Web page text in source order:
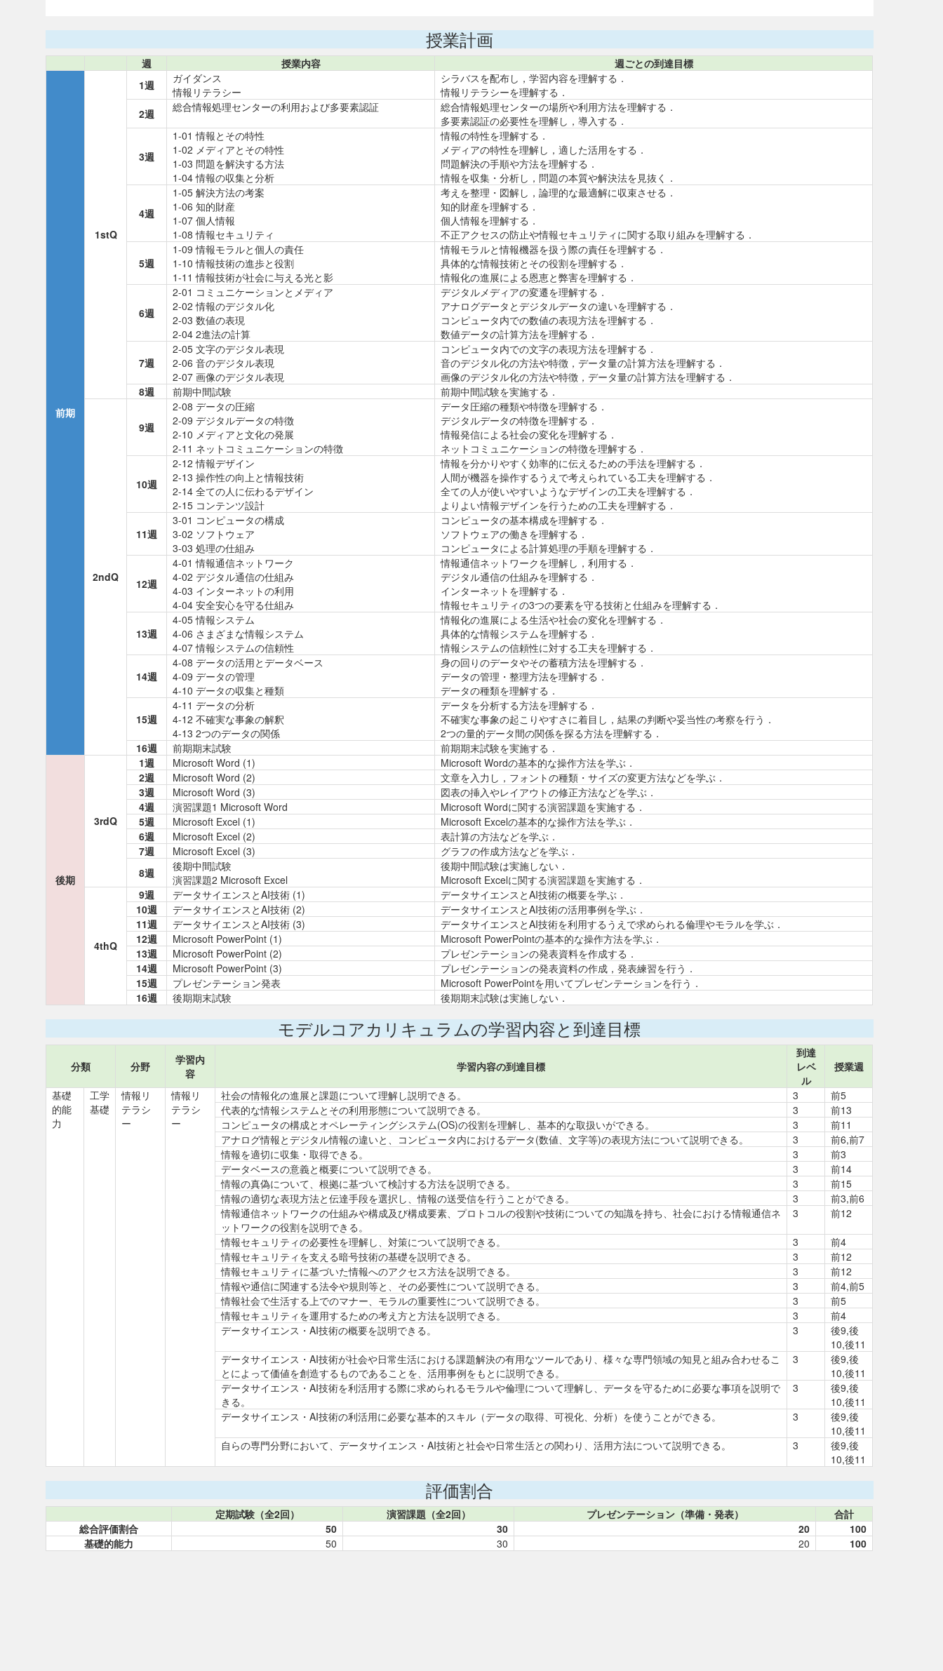
授業計画
週 授業内容 週ごとの到達目標
前期
1stQ
1週
ガイダンス
情報リテラシー
シラバスを配布し，学習内容を理解する．
情報リテラシーを理解する．
2週
総合情報処理センターの利用および多要素認証
総合情報処理センターの場所や利用方法を理解する．
多要素認証の必要性を理解し，導入する．
3週
1-01 情報とその特性
1-02 メディアとその特性
1-03 問題を解決する方法
1-04 情報の収集と分析
情報の特性を理解する．
メディアの特性を理解し，適した活用をする．
問題解決の手順や方法を理解する．
情報を収集・分析し，問題の本質や解決法を見抜く．
4週
1-05 解決方法の考案
1-06 知的財産
1-07 個人情報
1-08 情報セキュリティ
考えを整理・図解し，論理的な最適解に収束させる．
知的財産を理解する．
個人情報を理解する．
不正アクセスの防止や情報セキュリティに関する取り組みを理解する．
5週
1-09 情報モラルと個人の責任
1-10 情報技術の進歩と役割
1-11 情報技術が社会に与える光と影
情報モラルと情報機器を扱う際の責任を理解する．
具体的な情報技術とその役割を理解する．
情報化の進展による恩恵と弊害を理解する．
6週
2-01 コミュニケーションとメディア
2-02 情報のデジタル化
2-03 数値の表現
2-04 2進法の計算
デジタルメディアの変遷を理解する．
アナログデータとデジタルデータの違いを理解する．
コンピュータ内での数値の表現方法を理解する．
数値データの計算方法を理解する．
7週
2-05 文字のデジタル表現
2-06 音のデジタル表現
2-07 画像のデジタル表現
コンピュータ内での文字の表現方法を理解する．
音のデジタル化の方法や特徴，データ量の計算方法を理解する．
画像のデジタル化の方法や特徴，データ量の計算方法を理解する．
8週
前期中間試験 前期中間試験を実施する．
2ndQ
9週
2-08 データの圧縮
2-09 デジタルデータの特徴
2-10 メディアと文化の発展
2-11 ネットコミュニケーションの特徴
データ圧縮の種類や特徴を理解する．
デジタルデータの特徴を理解する．
情報発信による社会の変化を理解する．
ネットコミュニケーションの特徴を理解する．
10週
2-12 情報デザイン
2-13 操作性の向上と情報技術
2-14 全ての人に伝わるデザイン
2-15 コンテンツ設計
情報を分かりやすく効率的に伝えるための手法を理解する．
人間が機器を操作するうえで考えられている工夫を理解する．
全ての人が使いやすいようなデザインの工夫を理解する．
よりよい情報デザインを行うための工夫を理解する．
11週
3-01 コンピュータの構成
3-02 ソフトウェア
3-03 処理の仕組み
コンピュータの基本構成を理解する．
ソフトウェアの働きを理解する．
コンピュータによる計算処理の手順を理解する．
12週
4-01 情報通信ネットワーク
4-02 デジタル通信の仕組み
4-03 インターネットの利用
4-04 安全安心を守る仕組み
情報通信ネットワークを理解し，利用する．
デジタル通信の仕組みを理解する．
インターネットを理解する．
情報セキュリティの3つの要素を守る技術と仕組みを理解する．
13週
4-05 情報システム
4-06 さまざまな情報システム
4-07 情報システムの信頼性
情報化の進展による生活や社会の変化を理解する．
具体的な情報システムを理解する．
情報システムの信頼性に対する工夫を理解する．
14週
4-08 データの活用とデータベース
4-09 データの管理
4-10 データの収集と種類
身の回りのデータやその蓄積方法を理解する．
データの管理・整理方法を理解する．
データの種類を理解する．
15週
4-11 データの分析
4-12 不確実な事象の解釈
4-13 2つのデータの関係
データを分析する方法を理解する．
不確実な事象の起こりやすさに着目し，結果の判断や妥当性の考察を行う．
2つの量的データ間の関係を探る方法を理解する．
16週
前期期末試験 前期期末試験を実施する．
後期
3rdQ
1週 Microsoft Word (1)
Microsoft Wordの基本的な操作方法を学ぶ．
2週
Microsoft Word (2)
文章を入力し，フォントの種類・サイズの変更方法などを学ぶ．
3週
Microsoft Word (3)
図表の挿入やレイアウトの修正方法などを学ぶ．
4週
演習課題1 Microsoft Word
Microsoft Wordに関する演習課題を実施する．
5週
Microsoft Excel (1)
Microsoft Excelの基本的な操作方法を学ぶ．
6週
Microsoft Excel (2)
表計算の方法などを学ぶ．
7週
Microsoft Excel (3)
グラフの作成方法などを学ぶ．
8週
後期中間試験
演習課題2 Microsoft Excel
後期中間試験は実施しない．
Microsoft Excelに関する演習課題を実施する．
4thQ
9週 データサイエンスとAI技術 (1)
データサイエンスとAI技術の概要を学ぶ．
10週
データサイエンスとAI技術 (2)
データサイエンスとAI技術の活用事例を学ぶ．
11週
データサイエンスとAI技術 (3)
データサイエンスとAI技術を利用するうえで求められる倫理やモラルを学ぶ．
12週
Microsoft PowerPoint (1)
Microsoft PowerPointの基本的な操作方法を学ぶ．
13週
Microsoft PowerPoint (2)
プレゼンテーションの発表資料を作成する．
14週
Microsoft PowerPoint (3)
プレゼンテーションの発表資料の作成，発表練習を行う．
15週
プレゼンテーション発表
Microsoft PowerPointを用いてプレゼンテーションを行う．
16週
後期期末試験 後期期末試験は実施しない．
モデルコアカリキュラムの学習内容と到達目標
分類 分野
学習内
容
学習内容の到達目標
到達
レベ
ル
授業週
基礎
的能
力
工学
基礎
情報リ
テラシ
ー
情報リ
テラシ
ー
社会の情報化の進展と課題について理解し説明できる。 3
前5
代表的な情報システムとその利用形態について説明できる。
3
前13
コンピュータの構成とオペレーティングシステム(OS)の役割を理解し、基本的な取扱いができる。
3
前11
アナログ情報とデジタル情報の違いと、コンピュータ内におけるデータ(数値、文字等)の表現方法について説明できる。
3
前6,前7
情報を適切に収集・取得できる。
3
前3
データベースの意義と概要について説明できる。
3
前14
情報の真偽について、根拠に基づいて検討する方法を説明できる。
3
前15
情報の適切な表現方法と伝達手段を選択し、情報の送受信を行うことができる。
3
前3,前6
情報通信ネットワークの仕組みや構成及び構成要素、プロトコルの役割や技術についての知識を持ち、社会における情報通信ネ
ットワークの役割を説明できる。
3 前12
情報セキュリティの必要性を理解し、対策について説明できる。 3
前4
情報セキュリティを支える暗号技術の基礎を説明できる。
3
前12
情報セキュリティに基づいた情報へのアクセス方法を説明できる。
3
前12
情報や通信に関連する法令や規則等と、その必要性について説明できる。
3
前4,前5
情報社会で生活する上でのマナー、モラルの重要性について説明できる。
3
前5
情報セキュリティを運用するための考え方と方法を説明できる。
3
前4
データサイエンス・AI技術の概要を説明できる。
3
後9,後
10,後11
データサイエンス・AI技術が社会や日常生活における課題解決の有用なツールであり、様々な専門領域の知見と組み合わせるこ
とによって価値を創造するものであることを、活用事例をもとに説明できる。
3
後9,後
10,後11
データサイエンス・AI技術を利活用する際に求められるモラルや倫理について理解し、データを守るために必要な事項を説明で
きる。
3
後9,後
10,後11
データサイエンス・AI技術の利活用に必要な基本的スキル（データの取得、可視化、分析）を使うことができる。
3
後9,後
10,後11
自らの専門分野において、データサイエンス・AI技術と社会や日常生活との関わり、活用方法について説明できる。
3
後9,後
10,後11
評価割合
定期試験（全2回） 演習課題（全2回） プレゼンテーション（準備・発表）
合計
総合評価割合
50 30 20
100
基礎的能力
50 30 20 100